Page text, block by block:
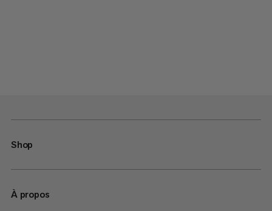
Shop
À propos